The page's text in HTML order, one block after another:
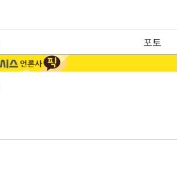
포토